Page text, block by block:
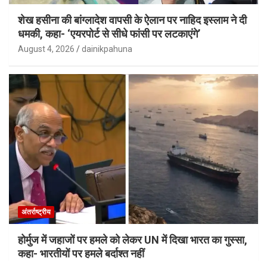
शेख हसीना की बांग्लादेश वापसी के ऐलान पर नाहिद इस्लाम ने दी
धमकी, कहा- ‘एयरपोर्ट से सीधे फांसी पर लटकाएंगे’
August 4, 2026 dainikpahuna
अंतर्राष्ट्रीय
होर्मुज में जहाजों पर हमले को लेकर UN में दिखा भारत का गुस्सा,
कहा- भारतीयों पर हमले बर्दाश्त नहीं